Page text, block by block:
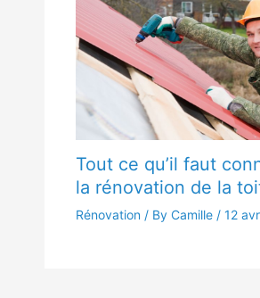
Tout ce qu’il faut
la rénovation de la
Rénovation / By Camille / 12